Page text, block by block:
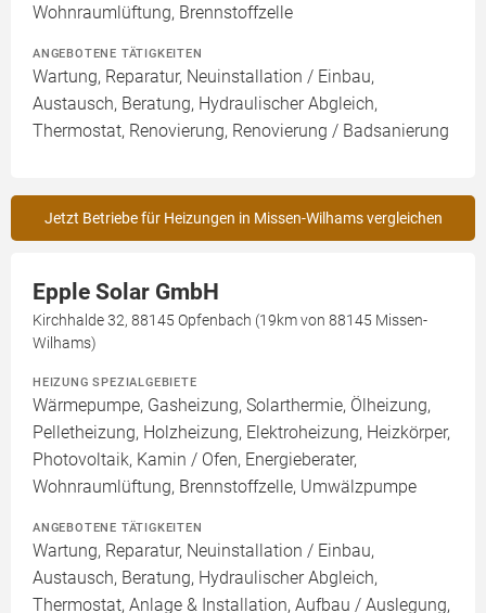
Wohnraumlüftung, Brennstoffzelle
ANGEBOTENE TÄTIGKEITEN
Wartung, Reparatur, Neuinstallation / Einbau,
Austausch, Beratung, Hydraulischer Abgleich,
Thermostat, Renovierung, Renovierung / Badsanierung
Jetzt Betriebe für Heizungen in Missen-Wilhams vergleichen
Epple Solar GmbH
Kirchhalde 32, 88145 Opfenbach (19km von 88145 Missen-
Wilhams)
HEIZUNG SPEZIALGEBIETE
Wärmepumpe, Gasheizung, Solarthermie, Ölheizung,
Pelletheizung, Holzheizung, Elektroheizung, Heizkörper,
Photovoltaik, Kamin / Ofen, Energieberater,
Wohnraumlüftung, Brennstoffzelle, Umwälzpumpe
ANGEBOTENE TÄTIGKEITEN
Wartung, Reparatur, Neuinstallation / Einbau,
Austausch, Beratung, Hydraulischer Abgleich,
Thermostat, Anlage & Installation, Aufbau / Auslegung,